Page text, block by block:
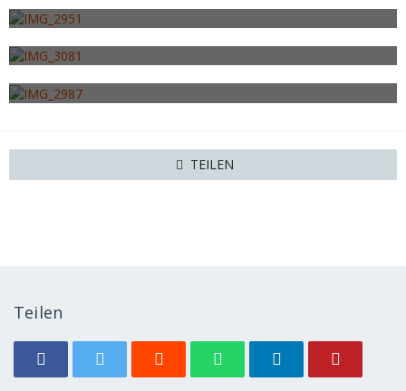
26. April 2014
26. April 2014
26. April 2014
TEILEN
Teilen